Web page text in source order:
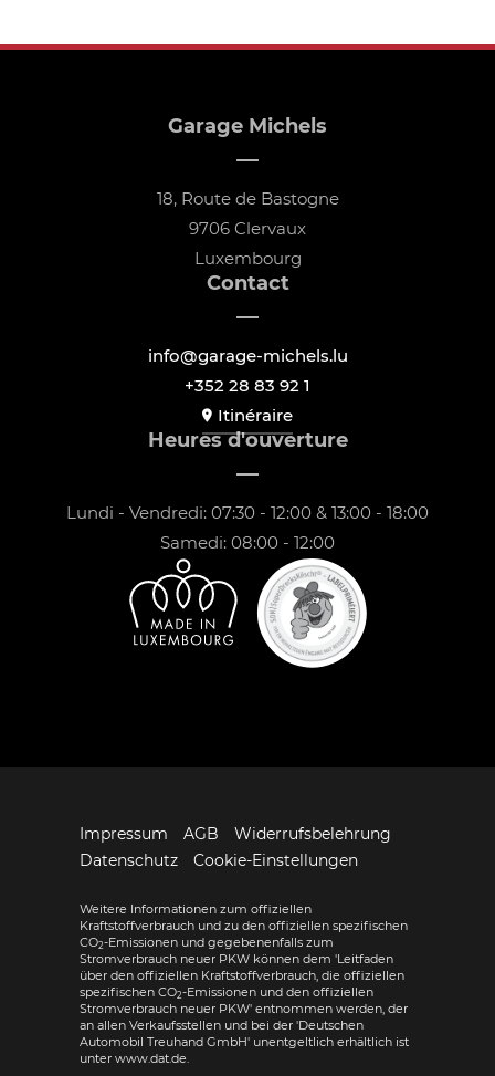
Garage Michels
18, Route de Bastogne
9706 Clervaux
Luxembourg
Contact
info@garage-michels.lu
+352 28 83 92 1
Itinéraire
Heures d'ouverture
Lundi - Vendredi: 07:30 - 12:00 & 13:00 - 18:00
Samedi: 08:00 - 12:00
Impressum AGB
Widerrufsbelehrung
Datenschutz
Cookie-Einstellungen
Weitere Informationen zum offiziellen
Kraftstoffverbrauch und zu den offiziellen spezifischen
CO2-Emissionen und gegebenenfalls zum
Stromverbrauch neuer PKW können dem 'Leitfaden
über den offiziellen Kraftstoffverbrauch, die offiziellen
spezifischen CO2-Emissionen und den offiziellen
Stromverbrauch neuer PKW' entnommen werden, der
an allen Verkaufsstellen und bei der 'Deutschen
Automobil Treuhand GmbH' unentgeltlich erhältlich ist
unter www.dat.de.